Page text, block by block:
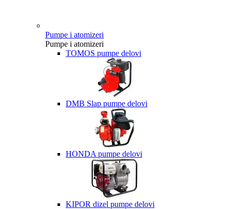
Pumpe i atomizeri
Pumpe i atomizeri
TOMOS pumpe delovi
DMB Slap pumpe delovi
HONDA pumpe delovi
KIPOR dizel pumpe delovi